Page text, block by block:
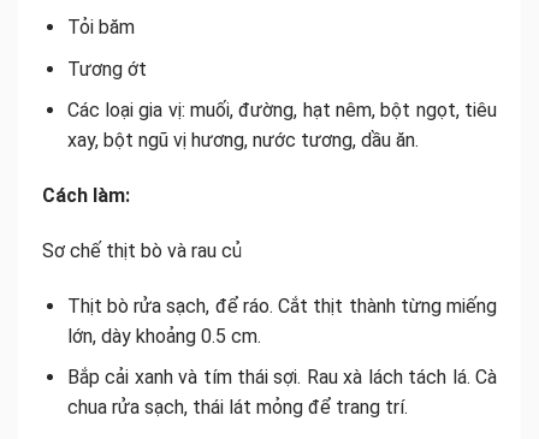
Tỏi băm
Tương ớt
Các loại gia vị: muối, đường, hạt nêm, bột ngọt, tiêu
xay, bột ngũ vị hương, nước tương, dầu ăn.
Cách làm:
Sơ chế thịt bò và rau củ
Thịt bò rửa sạch, để ráo. Cắt thịt thành từng miếng
lớn, dày khoảng 0.5 cm.
Bắp cải xanh và tím thái sợi. Rau xà lách tách lá. Cà
chua rửa sạch, thái lát mỏng để trang trí.